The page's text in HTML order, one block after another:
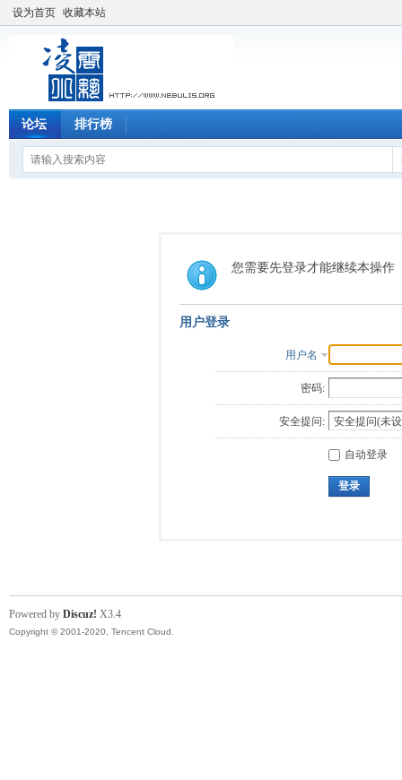
设为首页 收藏本站
论坛 排行榜
您需要先登录才能继续本操作
用户登录
用户名
密码:
安全提问:
自动登录
登录
Powered by Discuz! X3.4
Copyright © 2001-2020, Tencent Cloud.